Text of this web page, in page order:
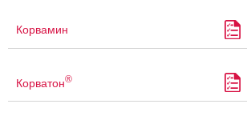
Корвамин
Корватон®